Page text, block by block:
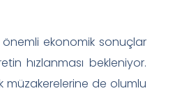
önemli ekonomik sonuçlar
hızlanması bekleniyor.
müzakerelerine de olumlu